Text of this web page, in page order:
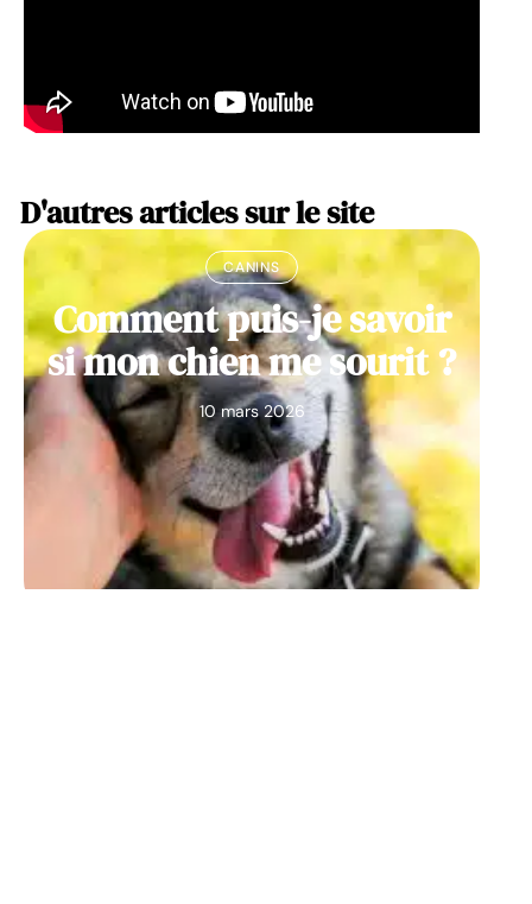
D'autres articles sur le site
CANINS
Comment puis-je savoir
si mon chien me sourit ?
10 mars 2026